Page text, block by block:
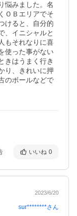
悩みました。名
ＯＢエリアでそ
けると、自分的
、イニシャルと
もそれなりに喜
使った事がない
きはうまく行き
り、きれいに押
のボールなどで
いいね 0
2023/6/20
sur********さん